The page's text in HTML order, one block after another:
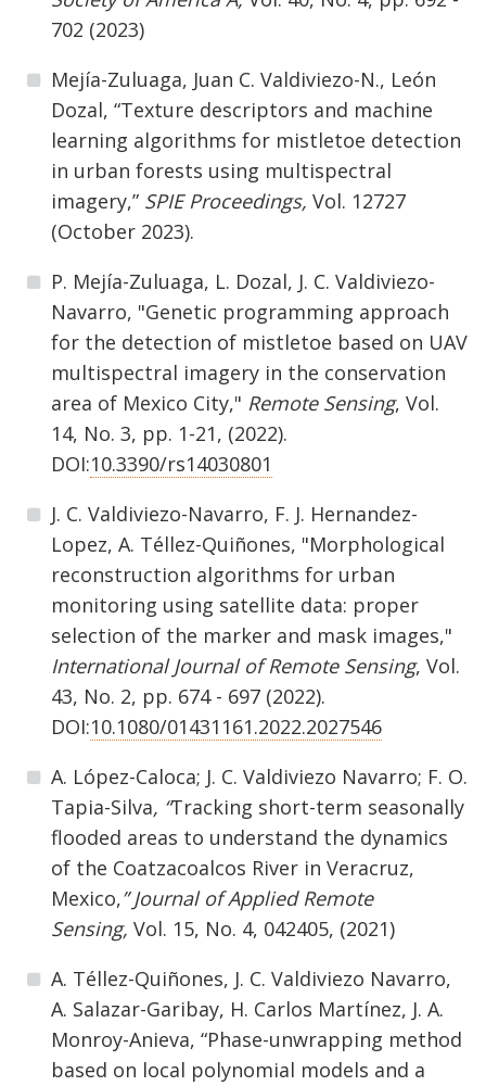
702 (2023)
Mejía-Zuluaga, Juan C. Valdiviezo-N., León
Dozal, “Texture descriptors and machine
learning algorithms for mistletoe detection
in urban forests using multispectral
imagery,” SPIE Proceedings, Vol. 12727
(October 2023).
P. Mejía-Zuluaga, L. Dozal, J. C. Valdiviezo-
Navarro, "Genetic programming approach
for the detection of mistletoe based on UAV
multispectral imagery in the conservation
area of Mexico City," Remote Sensing, Vol.
14, No. 3, pp. 1-21, (2022).
DOI:10.3390/rs14030801
J. C. Valdiviezo-Navarro, F. J. Hernandez-
Lopez, A. Téllez-Quiñones, "Morphological
reconstruction algorithms for urban
monitoring using satellite data: proper
selection of the marker and mask images,"
International Journal of Remote Sensing, Vol.
43, No. 2, pp. 674 - 697 (2022).
DOI:10.1080/01431161.2022.2027546
A. López-Caloca; J. C. Valdiviezo Navarro; F. O.
Tapia-Silva, “Tracking short-term seasonally
flooded areas to understand the dynamics
of the Coatzacoalcos River in Veracruz,
Mexico,” Journal of Applied Remote
Sensing, Vol. 15, No. 4, 042405, (2021)
A. Téllez-Quiñones, J. C. Valdiviezo Navarro,
A. Salazar-Garibay, H. Carlos Martínez, J. A.
Monroy-Anieva, “Phase-unwrapping method
based on local polynomial models and a